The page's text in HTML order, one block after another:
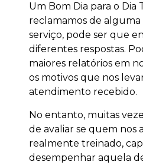
Um Bom Dia para o Dia
reclamamos de
serviço, pode ser que
diferentes respostas.
maiores relatórios em
os motivos que nos
atendimento recebido.
No entanto, muitas
de avaliar se quem nos
realmente treinado,
desempenhar aquela